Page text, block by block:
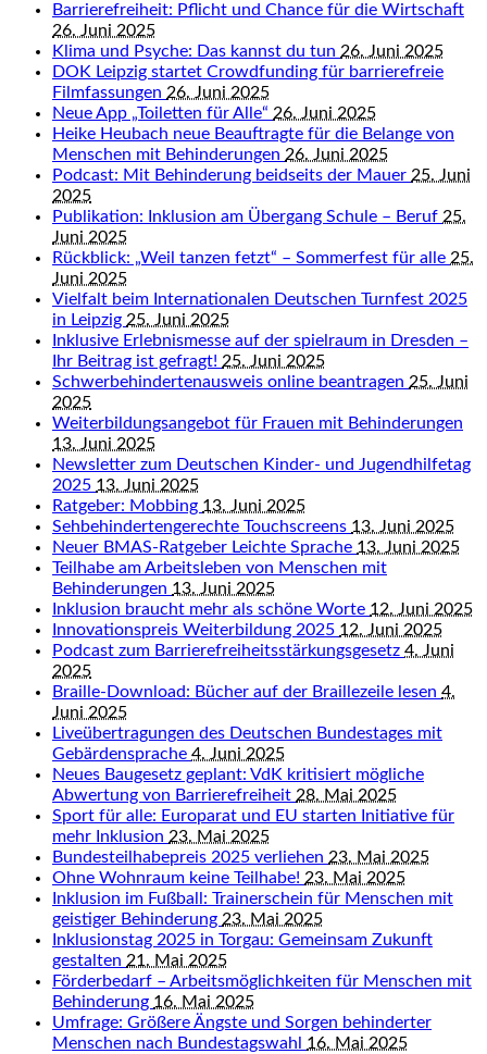
Barrierefreiheit: Pflicht und Chance für die Wirtschaft
26. Juni 2025
Klima und Psyche: Das kannst du tun 26. Juni 2025
DOK Leipzig startet Crowdfunding für barrierefreie
Filmfassungen 26. Juni 2025
Neue App „Toiletten für Alle“ 26. Juni 2025
Heike Heubach neue Beauftragte für die Belange von
Menschen mit Behinderungen 26. Juni 2025
Podcast: Mit Behinderung beidseits der Mauer 25. Juni
2025
Publikation: Inklusion am Übergang Schule – Beruf 25.
Juni 2025
Rückblick: „Weil tanzen fetzt“ – Sommerfest für alle 25.
Juni 2025
Vielfalt beim Internationalen Deutschen Turnfest 2025
in Leipzig 25. Juni 2025
Inklusive Erlebnismesse auf der spielraum in Dresden –
Ihr Beitrag ist gefragt! 25. Juni 2025
Schwerbehindertenausweis online beantragen 25. Juni
2025
Weiterbildungsangebot für Frauen mit Behinderungen
13. Juni 2025
Newsletter zum Deutschen Kinder- und Jugendhilfetag
2025 13. Juni 2025
Ratgeber: Mobbing 13. Juni 2025
Sehbehindertengerechte Touchscreens 13. Juni 2025
Neuer BMAS-Ratgeber Leichte Sprache 13. Juni 2025
Teilhabe am Arbeitsleben von Menschen mit
Behinderungen 13. Juni 2025
Inklusion braucht mehr als schöne Worte 12. Juni 2025
Innovationspreis Weiterbildung 2025 12. Juni 2025
Podcast zum Barrierefreiheitsstärkungsgesetz 4. Juni
2025
Braille-Download: Bücher auf der Braillezeile lesen 4.
Juni 2025
Liveübertragungen des Deutschen Bundestages mit
Gebärdensprache 4. Juni 2025
Neues Baugesetz geplant: VdK kritisiert mögliche
Abwertung von Barrierefreiheit 28. Mai 2025
Sport für alle: Europarat und EU starten Initiative für
mehr Inklusion 23. Mai 2025
Bundesteilhabepreis 2025 verliehen 23. Mai 2025
Ohne Wohnraum keine Teilhabe! 23. Mai 2025
Inklusion im Fußball: Trainerschein für Menschen mit
geistiger Behinderung 23. Mai 2025
Inklusionstag 2025 in Torgau: Gemeinsam Zukunft
gestalten 21. Mai 2025
Förderbedarf – Arbeitsmöglichkeiten für Menschen mit
Behinderung 16. Mai 2025
Umfrage: Größere Ängste und Sorgen behinderter
Menschen nach Bundestagswahl 16. Mai 2025